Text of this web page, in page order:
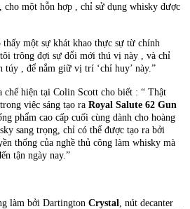
cho một hỗn hợp , chỉ sử dụng whisky được
một sự khát khao thực sự từ chính
trông đợi sự đổi mới thú vị này , và chỉ
túy , để nắm giữ vị trí ‘chỉ huy’ này.”
chế hiện tại Colin Scott cho biết : “ Thật
việc sáng tạo ra Royal Salute 62 Gun
phẩm cao cấp cuối cùng dành cho hoàng
sang trọng, chỉ có thể được tạo ra bởi
thống của nghề thủ công làm whisky mà
tận ngày nay.”
làm bởi Dartington Crystal
, nút decanter